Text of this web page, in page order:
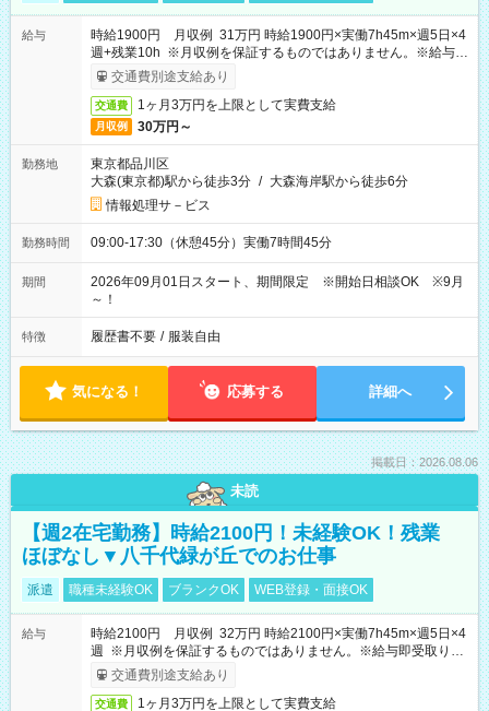
給与
時給1900円 月収例 31万円 時給1900円×実働7h45m×週5日×4
週+残業10h ※月収例を保証するものではありません。※給与即
受取りサービス利用可（利用条件有）
交通費別途支給あり
交通費 1ヶ月3万円を上限として実費支給
月収例 30万円～
勤務地
東京都品川区
大森(東京都)駅から徒歩3分 / 大森海岸駅から徒歩6分
情報処理サ－ビス
勤務時間 09:00-17:30（休憩45分）実働7時間45分
期間
2026年09月01日スタート、期間限定 ※開始日相談OK ※9月
～！
特徴 履歴書不要 / 服装自由
気になる！ 応募する 詳細へ
掲載日：2026.08.06
未読
【週2在宅勤務】時給2100円！未経験OK！残業
ほぼなし▼八千代緑が丘でのお仕事
派遣 職種未経験OK ブランクOK WEB登録・面接OK
給与
時給2100円 月収例 32万円 時給2100円×実働7h45m×週5日×4
週 ※月収例を保証するものではありません。※給与即受取りサ
ービス利用可（利用条件有）
交通費別途支給あり
交通費 1ヶ月3万円を上限として実費支給